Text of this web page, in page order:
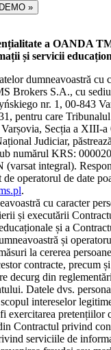
»
a OANDA
și servicii
dumneavoastră cu
Brokers S.A., cu
nr. 1, 00-843
pentru care
Secția a XIII-a
Judiciar,
numărul KRS:
(varsat integral).
operatorul de date
.
cu caracter
și executării
și a
și
la cererea
contracte, precum
decurg din
Datele dvs.
intereselor
exercitarea pretențiilor
Contractul privind
serviciile de